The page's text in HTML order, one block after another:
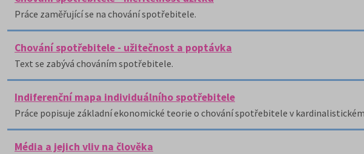
Práce zaměřující se na chování spotřebitele.
Chování spotřebitele - užitečnost a poptávka
Text se zabývá chováním spotřebitele.
Indiferenční mapa individuálního spotřebitele
Práce popisuje základní ekonomické teorie o chování spotřebitele v
Média a jejich vliv na člověka